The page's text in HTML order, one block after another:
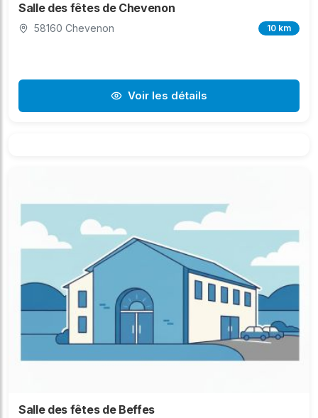
Salle des fêtes de Chevenon
58160 Chevenon 10 km
Voir les détails
Salle des fêtes de Beffes